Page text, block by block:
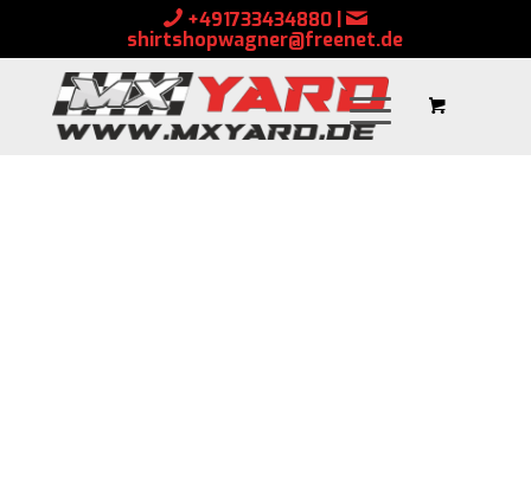
+491733434880|
shirtshopwagner@freenet.de